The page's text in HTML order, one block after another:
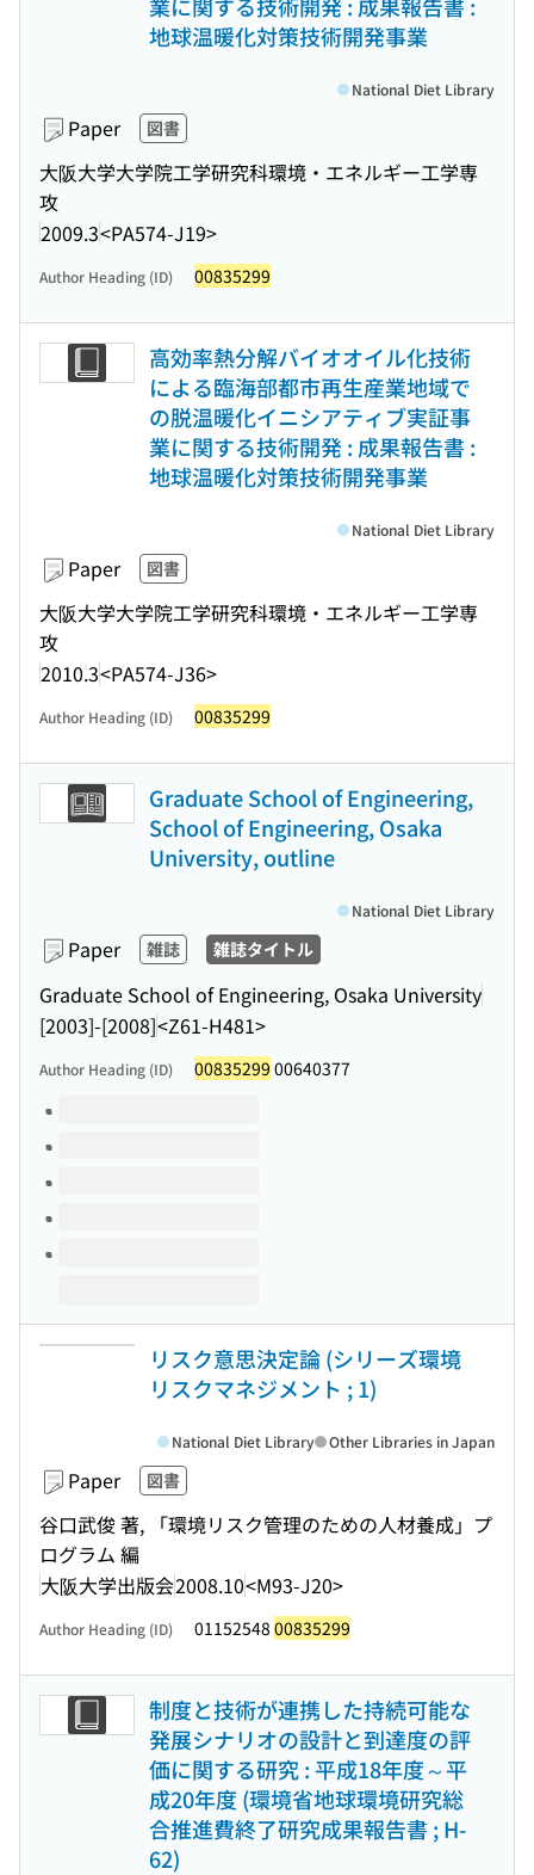
地球温暖化対策技術開発事業
Paper 図書
大阪大学大学院工学研究科環境・エネルギー工学専
攻
2009.3<PA574-J19>
National Diet Library
Author Heading (ID) 00835299
高効率熱分解バイオオイル化技術
による臨海部都市再生産業地域で
の脱温暖化イニシアティブ実証事
業に関する技術開発 : 成果報告書 :
地球温暖化対策技術開発事業
Paper 図書
大阪大学大学院工学研究科環境・エネルギー工学専
攻
2010.3<PA574-J36>
National Diet Library
Author Heading (ID) 00835299
Graduate School of Engineering,
School of Engineering, Osaka
University, outline
Paper 雑誌 雑誌タイトル
Graduate School of Engineering, Osaka University
[2003]-[2008]<Z61-H481>
National Diet Library
Author Heading (ID) 00835299 00640377
Volumes of this title
リスク意思決定論 (シリーズ環境
リスクマネジメント ; 1)
Paper 図書
谷口武俊 著, 「環境リスク管理のための人材養成」プ
ログラム 編
大阪大学出版会2008.10<M93-J20>
National Diet Library Other Libraries in Japan
Author Heading (ID) 01152548 00835299
制度と技術が連携した持続可能な
発展シナリオの設計と到達度の評
価に関する研究 : 平成18年度～平
成20年度 (環境省地球環境研究総
合推進費終了研究成果報告書 ; H-
62)